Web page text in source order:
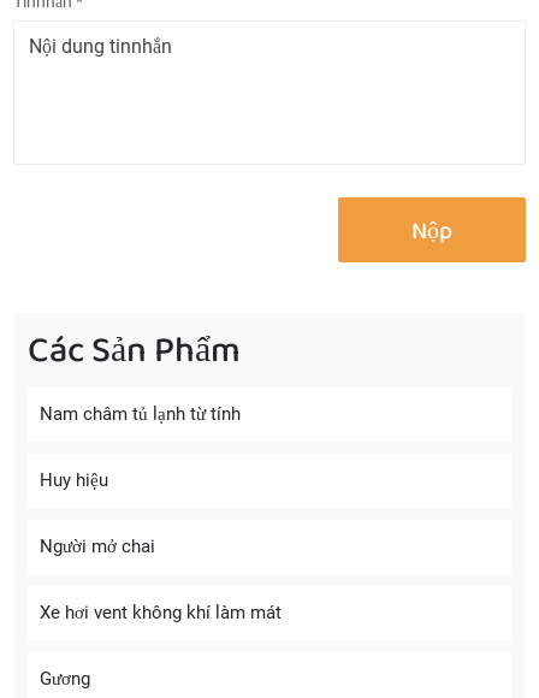
Các Sản Phẩm
Nam châm tủ lạnh từ tính
Huy hiệu
Người mở chai
Xe hơi vent không khí làm mát
Gương